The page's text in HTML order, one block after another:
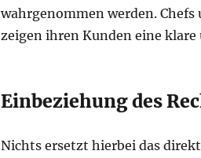
wahrgenommen werden.
zeigen ihren Kunden eine
Einbeziehung des
Nichts ersetzt hierbei das